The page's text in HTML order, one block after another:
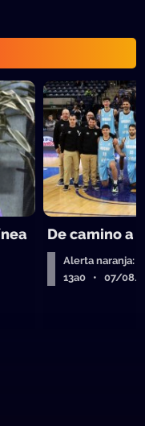
De camino a
Alerta naranja:
13a0 • 07/08/